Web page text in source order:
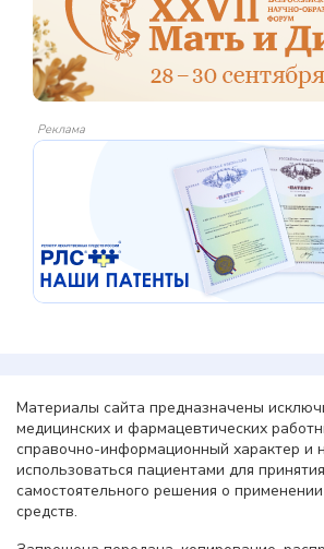
Реклама
Материалы сайта предназначены
медицинских и фармацевтических
справочно-информационный характер и
использоваться пациентами для принятия
самостоятельного решения о
средств.